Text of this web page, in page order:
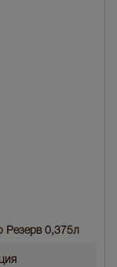
0,375л